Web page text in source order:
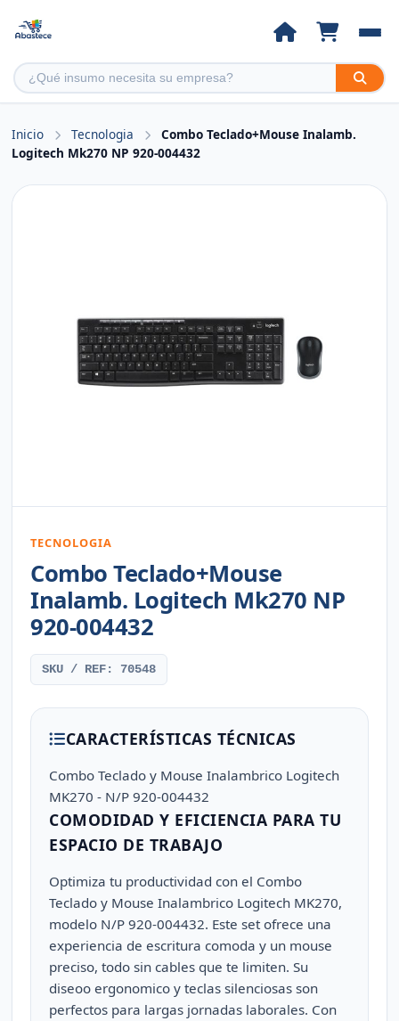
Inicio Tecnologia
Combo Teclado+Mouse Inalamb.
Logitech Mk270 NP 920-004432
TECNOLOGIA
Combo Teclado+Mouse
Inalamb. Logitech Mk270 NP
920-004432
SKU / REF: 70548
CARACTERÍSTICAS TÉCNICAS
Combo Teclado y Mouse Inalambrico Logitech
MK270 - N/P 920-004432
COMODIDAD Y EFICIENCIA PARA TU
ESPACIO DE TRABAJO
Optimiza tu productividad con el Combo
Teclado y Mouse Inalambrico Logitech MK270,
modelo N/P 920-004432. Este set ofrece una
experiencia de escritura comoda y un mouse
preciso, todo sin cables que te limiten. Su
diseoo ergonomico y teclas silenciosas son
perfectos para largas jornadas laborales. Con